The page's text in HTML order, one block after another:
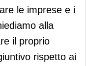
le imprese e i
alla
il proprio
rispetto ai